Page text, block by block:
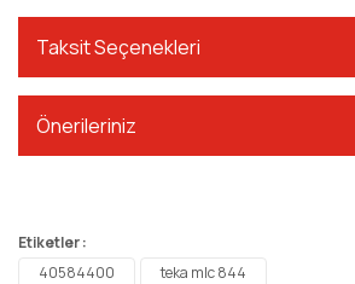
Taksit Seçenekleri
Önerileriniz
Etiketler :
40584400
teka mlc 844